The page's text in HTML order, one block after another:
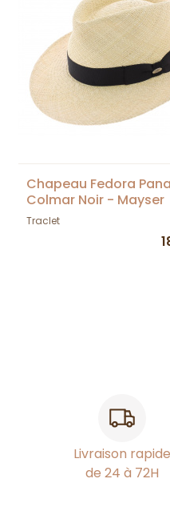
Chapeau Fedora
Colmar Noir - Mayser
Traclet
Livraison rapide
de 24 à 72H